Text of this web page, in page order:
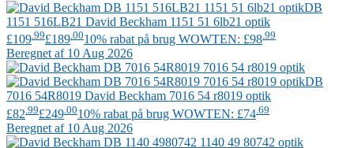
DB
1151 516LB21 David Beckham 1151 51 6lb21 optik
£109.99£189.0010% rabat på brug WOWTEN: £98.99
Beregnet af 10 Aug 2026
DB
7016 54R8019 David Beckham 7016 54 r8019 optik
£82 .99£249 .0010% rabat på brug WOWTEN: £74 .69
Beregnet af 10 Aug 2026